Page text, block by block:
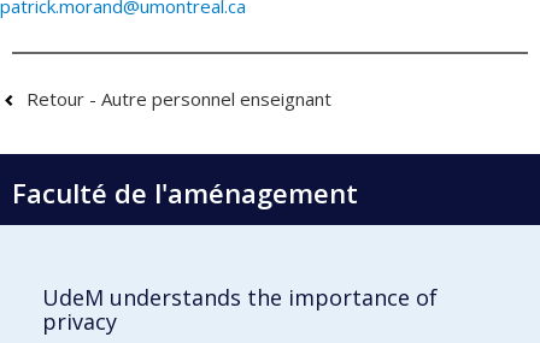
patrick.morand@umontreal.ca
Retour - Autre personnel enseignant
Faculté de l'aménagement
École d'architecture
École de design
UdeM understands the importance of
privacy